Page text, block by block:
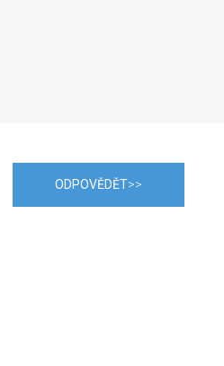
ODPOVĚDĚT>>